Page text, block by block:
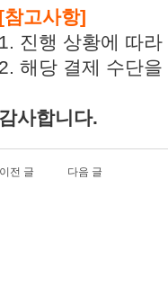
[참고사항]
1. 진행 상황에 따
2. 해당 결제 수단
감사합니다.
이전 글 다음 글